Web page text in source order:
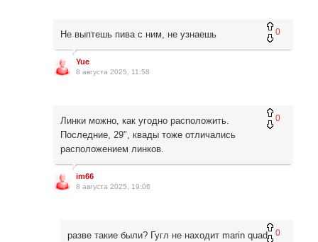
0
Не выптешь пива с ним, не узнаешь
Yue
8 августа 2025, 11:58
0
Линки можно, как угодно расположить.
Последние, 29", квады тоже отличались
расположением линков.
im66
8 августа 2025, 19:06
0
разве такие были? Гугл не находит marin quad